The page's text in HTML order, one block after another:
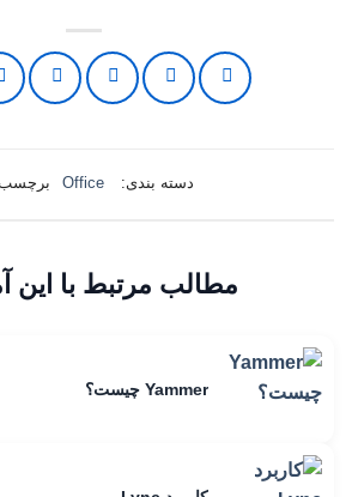
دسته بندی: Office برچسب
مطالب مرتبط با این
Yammer چیست؟